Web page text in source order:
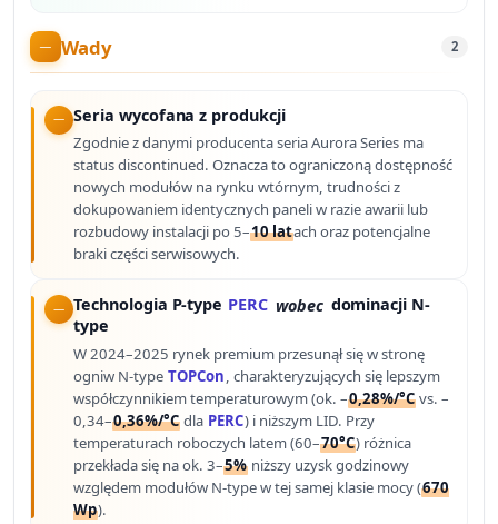
Wady 2
Seria wycofana z produkcji
Zgodnie z danymi producenta seria Aurora Series ma
status discontinued. Oznacza to ograniczoną dostępność
nowych modułów na rynku wtórnym, trudności z
dokupowaniem identycznych paneli w razie awarii lub
rozbudowy instalacji po 5–10 latach oraz potencjalne
braki części serwisowych.
Technologia P-type PERC wobec dominacji N-
type
W 2024–2025 rynek premium przesunął się w stronę
ogniw N-type TOPCon, charakteryzujących się lepszym
współczynnikiem temperaturowym (ok. –0,28%/°C vs. –
0,34–0,36%/°C dla PERC) i niższym LID. Przy
temperaturach roboczych latem (60–70°C) różnica
przekłada się na ok. 3–5% niższy uzysk godzinowy
względem modułów N-type w tej samej klasie mocy (670
Wp).